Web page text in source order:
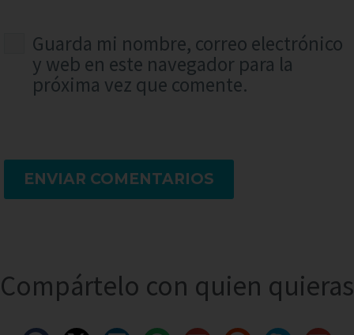
Guarda mi nombre, correo electrónico
y web en este navegador para la
próxima vez que comente.
ENVIAR COMENTARIOS
Compártelo con quien quieras